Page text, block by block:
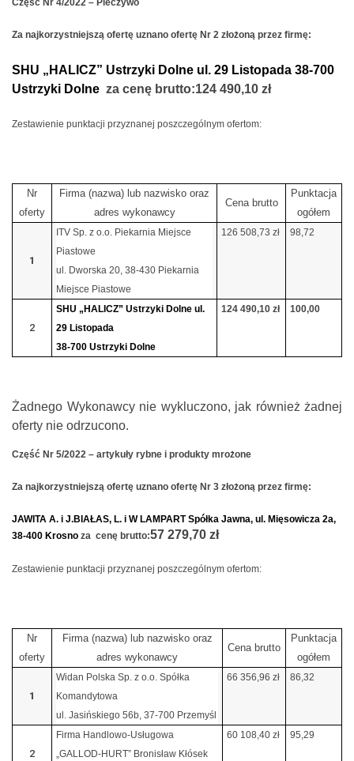
Część Nr 4/2022 – Pieczywo
Za najkorzystniejszą ofertę uznano ofertę Nr 2 złożoną przez firmę:
SHU „HALICZ” Ustrzyki Dolne ul. 29 Listopada 38-700
Ustrzyki Dolne za cenę brutto:124 490,10 zł
Zestawienie punktacji przyznanej poszczególnym ofertom:
Nr
oferty
Firma (nazwa) lub nazwisko oraz
adres wykonawcy
Cena brutto
Punktacja
ogółem
1
ITV Sp. z o.o. Piekarnia Miejsce
Piastowe
ul. Dworska 20, 38-430 Piekarnia
Miejsce Piastowe
126 508,73 zł 98,72
2
SHU „HALICZ” Ustrzyki Dolne ul.
29 Listopada
38-700 Ustrzyki Dolne
124 490,10 zł 100,00
Żadnego Wykonawcy nie wykluczono, jak również żadnej
oferty nie odrzucono.
Część Nr 5/2022 – artykuły rybne i produkty mrożone
Za najkorzystniejszą ofertę uznano ofertę Nr 3 złożoną przez firmę:
JAWITA A. i J.BIAŁAS, L. i W LAMPART Spółka Jawna, ul. Mięsowicza 2a,
38-400 Krosno za cenę brutto:57 279,70 zł
Zestawienie punktacji przyznanej poszczególnym ofertom:
Nr
oferty
Firma (nazwa) lub nazwisko oraz
adres wykonawcy
Cena brutto
Punktacja
ogółem
1
Widan Polska Sp. z o.o. Spółka
Komandytowa
ul. Jasińskiego 56b, 37-700 Przemyśl
66 356,96 zł 86,32
2
Firma Handlowo-Usługowa
„GALLOD-HURT” Bronisław Kłósek
60 108,40 zł 95,29